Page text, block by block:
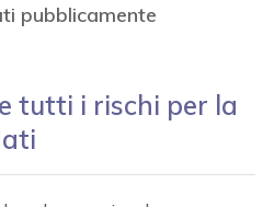
pubblicamente
tutti i rischi per la